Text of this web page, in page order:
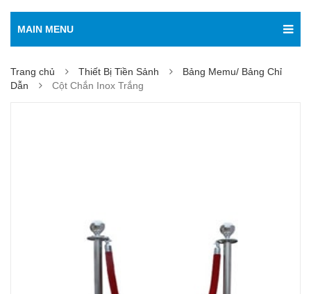
MAIN MENU
Trang chủ Thiết Bị Tiền Sảnh
Bảng Memu/ Bảng Chỉ
Dẫn
Cột Chắn Inox Trắng